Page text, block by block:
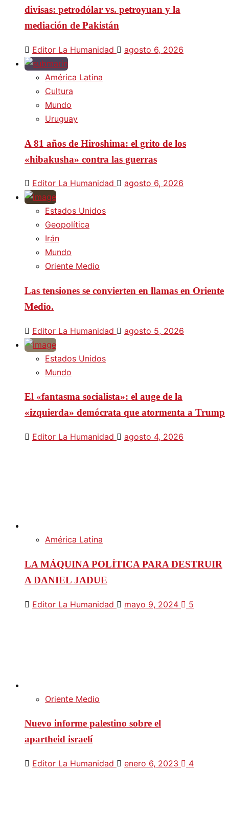
divisas: petrodólar vs. petroyuan y la
mediación de Pakistán
Editor La Humanidad agosto 6, 2026
América Latina
Cultura
Mundo
Uruguay
A 81 años de Hiroshima: el grito de los
«hibakusha» contra las guerras
Editor La Humanidad agosto 6, 2026
Estados Unidos
Geopolítica
Irán
Mundo
Oriente Medio
Las tensiones se convierten en llamas en Oriente
Medio.
Editor La Humanidad agosto 5, 2026
Estados Unidos
Mundo
El «fantasma socialista»: el auge de la
«izquierda» demócrata que atormenta a Trump
Editor La Humanidad agosto 4, 2026
América Latina
LA MÁQUINA POLÍTICA PARA DESTRUIR
A DANIEL JADUE
Editor La Humanidad mayo 9, 2024 5
Oriente Medio
Nuevo informe palestino sobre el
apartheid israelí
Editor La Humanidad enero 6, 2023 4